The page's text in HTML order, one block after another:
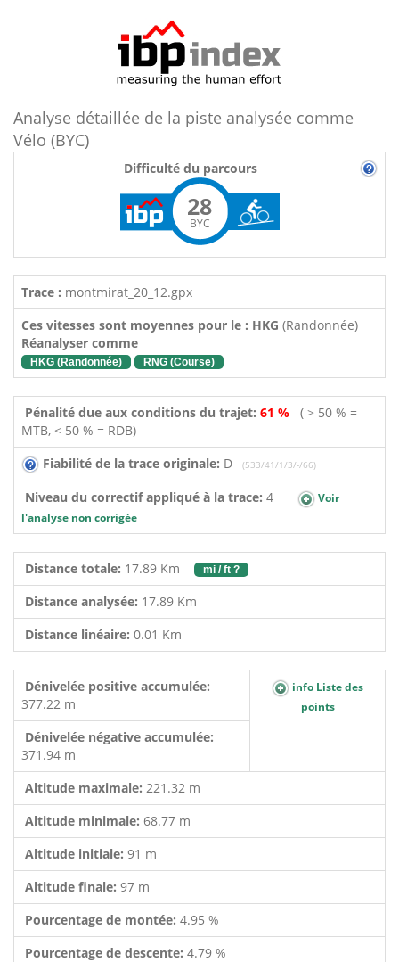
Analyse détaillée de la piste analysée comme
Vélo (BYC)
Difficulté du parcours
28
BYC
Trace : montmirat_20_12.gpx
Ces vitesses sont moyennes pour le : HKG (Randonnée)
Réanalyser comme
HKG (Randonnée) RNG (Course)
Pénalité due aux conditions du trajet: 61 % ( > 50 % =
MTB, < 50 % = RDB)
Fiabilité de la trace originale: D (533/41/1/3/-/66)
Niveau du correctif appliqué à la trace: 4
Voir
l'analyse non corrigée
Distance totale: 17.89 Km mi / ft ?
Distance analysée: 17.89 Km
Distance linéaire: 0.01 Km
Dénivelée positive accumulée:
377.22 m
info Liste des
points
Dénivelée négative accumulée:
371.94 m
Altitude maximale: 221.32 m
Altitude minimale: 68.77 m
Altitude initiale: 91 m
Altitude finale: 97 m
Pourcentage de montée: 4.95 %
Pourcentage de descente: 4.79 %